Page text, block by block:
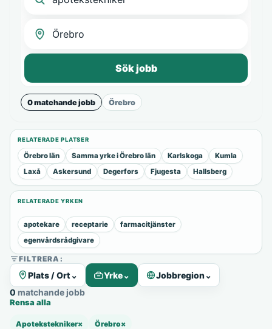
Sök jobb
0 matchande jobb Örebro
RELATERADE PLATSER
Örebro län Samma yrke i Örebro län Karlskoga
Kumla
Laxå
Askersund Degerfors Fjugesta Hallsberg
RELATERADE YRKEN
apotekare receptarie
farmacitjänster
egenvårdsrådgivare
FILTRERA:
Plats / Ort ⌄ Yrke⌄ Jobbregion⌄
0 matchande jobb
Rensa alla
Apotekstekniker× Örebro×